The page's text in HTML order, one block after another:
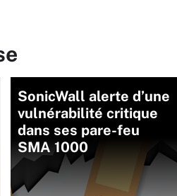
SonicWall alerte d’une
vulnérabilité critique
dans ses pare-feu
SMA 1000